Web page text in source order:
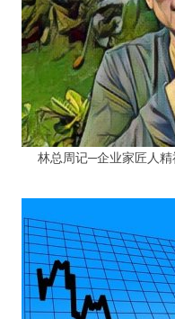
林总周记─企业家匠人